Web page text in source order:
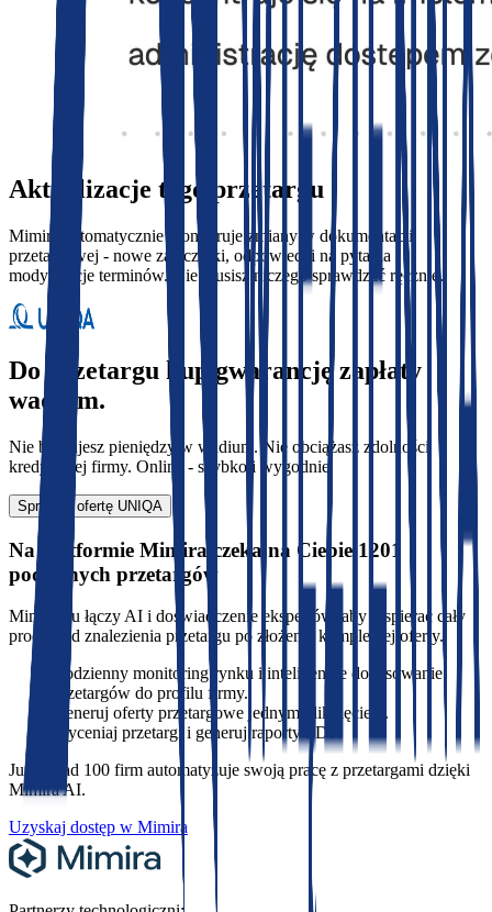
Aktualizacje tego przetargu
Mimira automatycznie monitoruje zmiany w dokumentacji
przetargowej - nowe załączniki, odpowiedzi na pytania i
modyfikacje terminów. Nie musisz niczego sprawdzać ręcznie.
Do przetargu kup gwarancję zapłaty
wadium.
Nie blokujesz pieniędzy w wadium. Nie obciążasz zdolności
kredytowej firmy. Online - szybko i wygodnie.
Sprawdź ofertę UNIQA
Na platformie Mimira czeka na Ciebie 1201
podobnych przetargów
Mimira.eu łączy AI i doświadczenie ekspertów, aby wspierać cały
proces: od znalezienia przetargu po złożenie kompletnej oferty.
Codzienny monitoring rynku i inteligentne dopasowanie
przetargów do profilu firmy.
Generuj oferty przetargowe jednym kliknięciem.
Wyceniaj przetargi i generuj raporty PDF.
Już ponad 100 firm automatyzuje swoją pracę z przetargami dzięki
Mimira AI.
Uzyskaj dostęp w Mimira